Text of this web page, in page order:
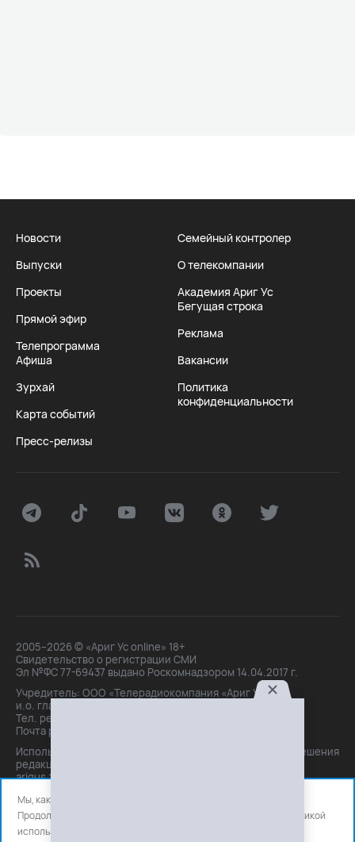
Новости
Выпуски
Проекты
Прямой эфир
Телепрограмма
Афиша
Зурхай
Карта событий
Пресс-релизы
Семейный контролер
О телекомпании
Академия Ариг Ус
Бегущая строка
Реклама
Вакансии
Политика
конфиденциальности
2005–2026 © «Ариг Ус online» 18+
Свидетельство о регистрации СМИ
Эл №ФС 77-69437 выдано Роскомнадзором 14.04.2017 г.
Учредитель: ООО «Телерадиокомпания «Ариг Ус»,
и.о. главного редактора: Маханова О.Б.
Тел. peдakции: +7(3012)21-30-14,
Почта peдakции: editor@arigus.tv
Использование материалов только с письменного разрешения
редакции. При цитировании прямая активная ссылка на
arigus.tv обязательна.
Мы, как и все используем файлы cookie и сервисы аналитики.
Продолжая использовать сайт, вы соглашаетесь с нашей
политикой
использования